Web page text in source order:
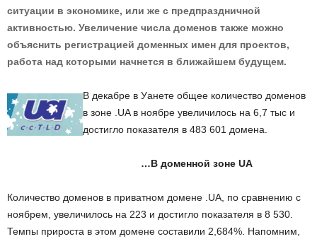
ситуации в экономике, или же с предпраздничной
активностью. Увеличение числа доменов также можно
объяснить регистрацией доменных имен для проектов,
работа над которыми начнется в ближайшем будущем.
В декабре в Уанете общее количество доменов
в зоне .UA в ноябре увеличилось на 6,7 тыс и
достигло показателя в 483 601 домена.
…В доменной зоне UA
Количество доменов в приватном домене .UA, по сравнению с
ноябрем, увеличилось на 223 и достигло показателя в 8 530.
Темпы прироста в этом домене составили 2,684%. Напомним,